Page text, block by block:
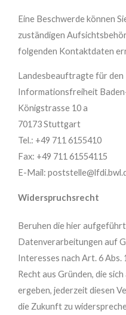
Eine Beschwerde können
zuständigen
folgenden Kontaktdaten
Landesbeauftragte für den
Informationsfreiheit
Königstrasse 10 a
70173 Stuttgart
Tel.: +49 711 6155410
Fax: +49 711 61554115
E-Mail:
Widerspruchsrecht
Beruhen die hier
Datenverarbeitungen auf
Interesses nach Art. 6 Abs.
Recht aus Gründen, die
ergeben, jederzeit diesen
die Zukunft zu